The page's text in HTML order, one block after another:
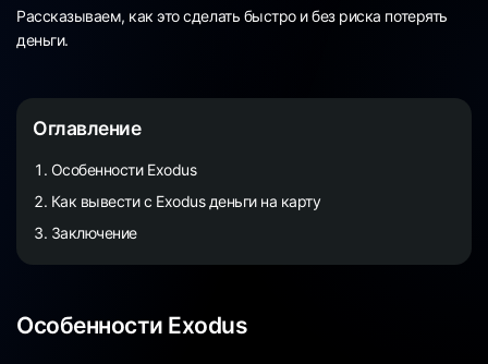
Рассказываем, как это сделать быстро и без риска потерять
деньги.
Оглавление
Особенности Exodus
Как вывести с Exodus деньги на карту
Заключение
Особенности Exodus